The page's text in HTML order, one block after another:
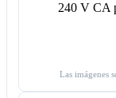
Las imágenes